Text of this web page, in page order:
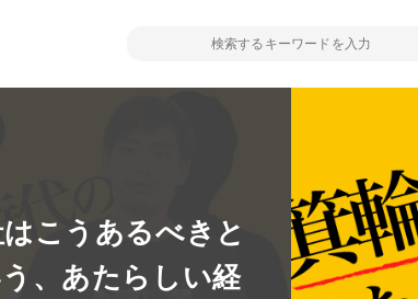
こうあるべきと
、あたらしい経